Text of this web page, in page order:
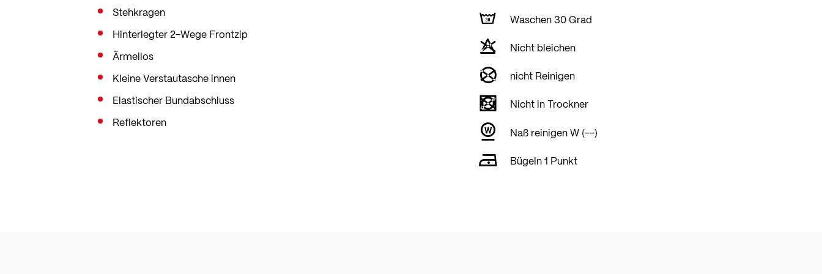
Stehkragen
Hinterlegter 2-Wege Frontzip
Ärmellos
Kleine Verstautasche innen
Elastischer Bundabschluss
Reflektoren
Waschen 30 Grad
Nicht bleichen
nicht Reinigen
Nicht in Trockner
Naß reinigen W (--)
Bügeln 1 Punkt